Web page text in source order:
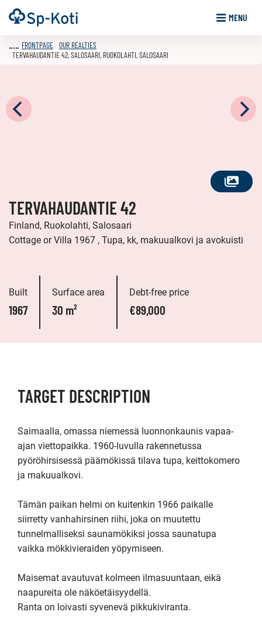
Go
to
Frontpage MENU
SEE
FRONTPAGE OUR REALTIES
TERVAHAUDANTIE 42, SALOSAARI, RUOKOLAHTI, SALOSAARI
TERVAHAUDANTIE 42
Finland, Ruokolahti, Salosaari
Cottage or Villa 1967 , Tupa, kk, makuualkovi ja avokuisti
Built
1967
Surface area
30 m²
Debt-free price
€89,000
TARGET DESCRIPTION
Saimaalla, omassa niemessä luonnonkaunis vapaa-
ajan viettopaikka. 1960-luvulla rakennetussa
pyöröhirsisessä päämökissä tilava tupa, keittokomero
ja makuualkovi.
Tämän paikan helmi on kuitenkin 1966 paikalle
siirretty vanhahirsinen riihi, joka on muutettu
tunnelmalliseksi saunamökiksi jossa saunatupa
vaikka mökkivieraiden yöpymiseen.
Maisemat avautuvat kolmeen ilmasuuntaan, eikä
naapureita ole näköetäisyydellä.
Ranta on loivasti syvenevä pikkukiviranta.